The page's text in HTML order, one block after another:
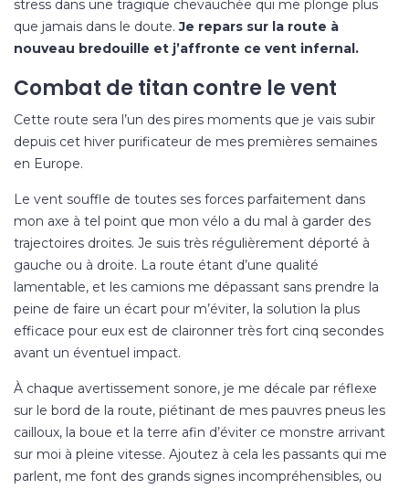
stress dans une tragique chevauchée qui me plonge plus
que jamais dans le doute.Je repars sur la route à
nouveau bredouille et j’affronte ce vent infernal.
Combat de titan contre le vent
Cette route sera l’un des pires moments que je vais subir
depuis cet hiver purificateur de mes premières semaines
en Europe.
Le vent souffle de toutes ses forces parfaitement dans
mon axe à tel point que mon vélo a du mal à garder des
trajectoires droites. Je suis très régulièrement déporté à
gauche ou à droite. La route étant d’une qualité
lamentable, et les camions me dépassant sans prendre la
peine de faire un écart pour m’éviter, la solution la plus
efficace pour eux est de claironner très fort cinq secondes
avant un éventuel impact.
À chaque avertissement sonore, je me décale par réflexe
sur le bord de la route, piétinant de mes pauvres pneus les
cailloux, la boue et la terre afin d’éviter ce monstre arrivant
sur moi à pleine vitesse. Ajoutez à cela les passants qui me
parlent, me font des grands signes incompréhensibles, ou